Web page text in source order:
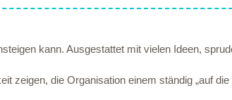
kann. Ausgestattet mit vielen Ideen,
zeigen, die Organisation einem ständig „auf die